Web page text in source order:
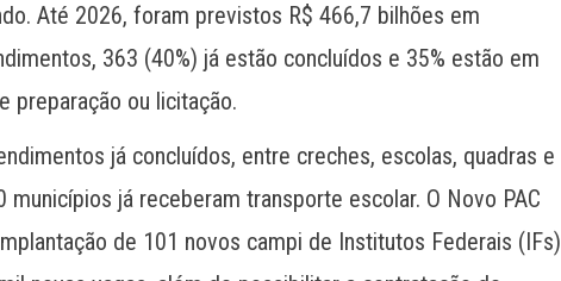
Até 2026, foram previstos R$ 466,7 bilhões em
363 (40%) já estão concluídos e 35% estão em
preparação ou licitação.
já concluídos, entre creches, escolas, quadras e
já receberam transporte escolar. O Novo PAC
de 101 novos campi de Institutos Federais (IFs)